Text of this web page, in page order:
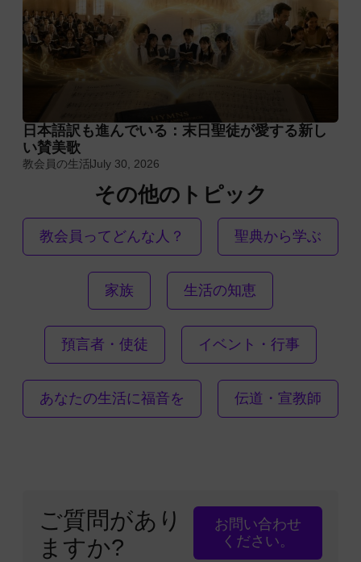
日本語訳も進んでいる：末日聖徒が愛する新し
い賛美歌
教会員の生活July 30, 2026
その他のトピック
教会員ってどんな人？ 聖典から学ぶ
家族 生活の知恵
預言者・使徒 イベント・行事
あなたの生活に福音を 伝道・宣教師
ご質問があり
ますか?
お問い合わせ
ください。